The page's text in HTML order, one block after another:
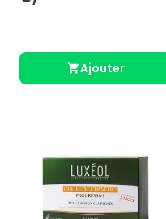
Ajouter